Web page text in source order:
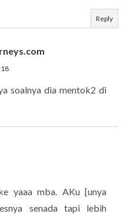
Reply
soalnya dia mentok2 di
yaaa mba. AKu [unya
senada tapi lebih